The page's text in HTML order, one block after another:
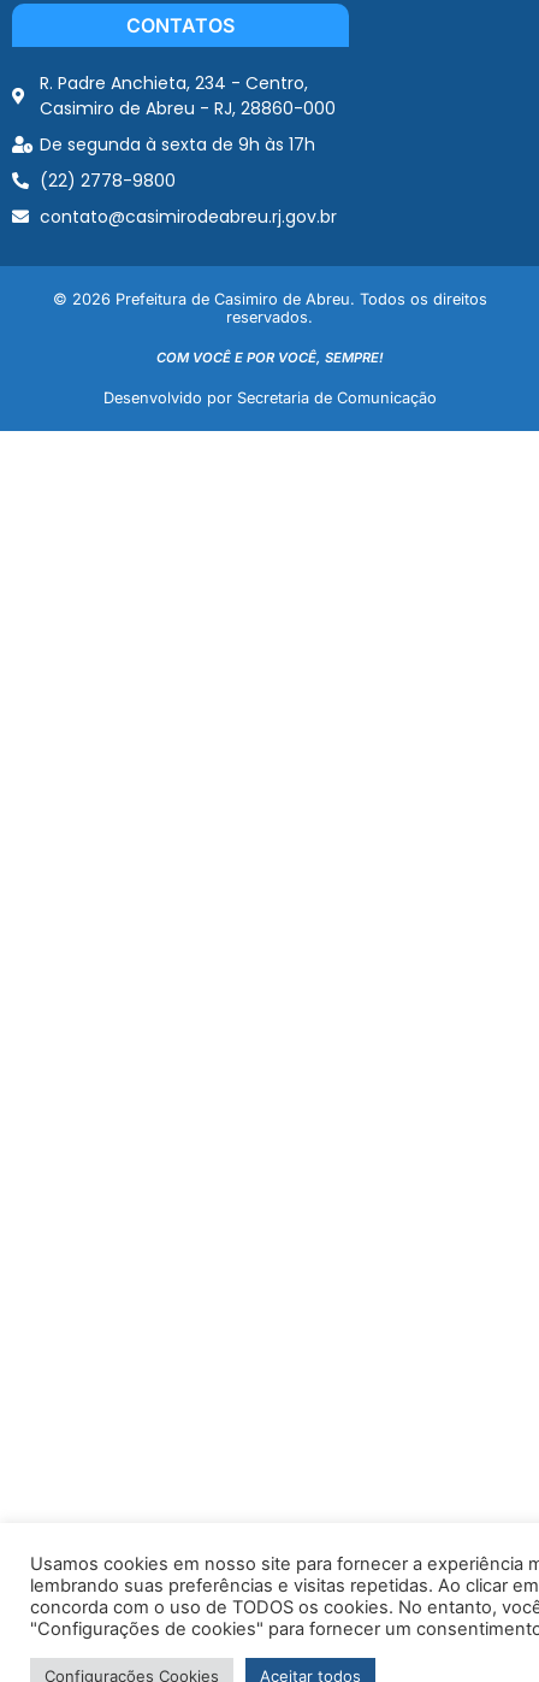
CONTATOS
R. Padre Anchieta, 234 - Centro,
Casimiro de Abreu - RJ, 28860-000
De segunda à sexta de 9h às 17h
(22) 2778-9800
contato@casimirodeabreu.rj.gov.br
© 2026 Prefeitura de Casimiro de Abreu. Todos os direitos
reservados.
COM VOCÊ E POR VOCÊ, SEMPRE!
Desenvolvido por Secretaria de Comunicação
Usamos cookies em nosso site para fornecer a experiência
lembrando suas preferências e visitas repetidas. Ao clicar
concorda com o uso de TODOS os cookies. No entanto,
"Configurações de cookies" para fornecer um
Configurações Cookies Aceitar todos